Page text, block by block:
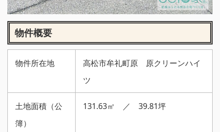
物件概要
物件所在地
高松市牟礼町原 原クリーンハイ
ツ
土地面積（公
簿）
131.63㎡ ／ 39.81坪